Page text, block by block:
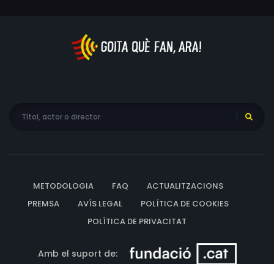
METODOLOGIA FAQ
ACTUALITZACIONS
PREMSA
AVÍS LEGAL
POLÍTICA DE COOKIES
POLÍTICA DE PRIVACITAT
Amb el suport de: